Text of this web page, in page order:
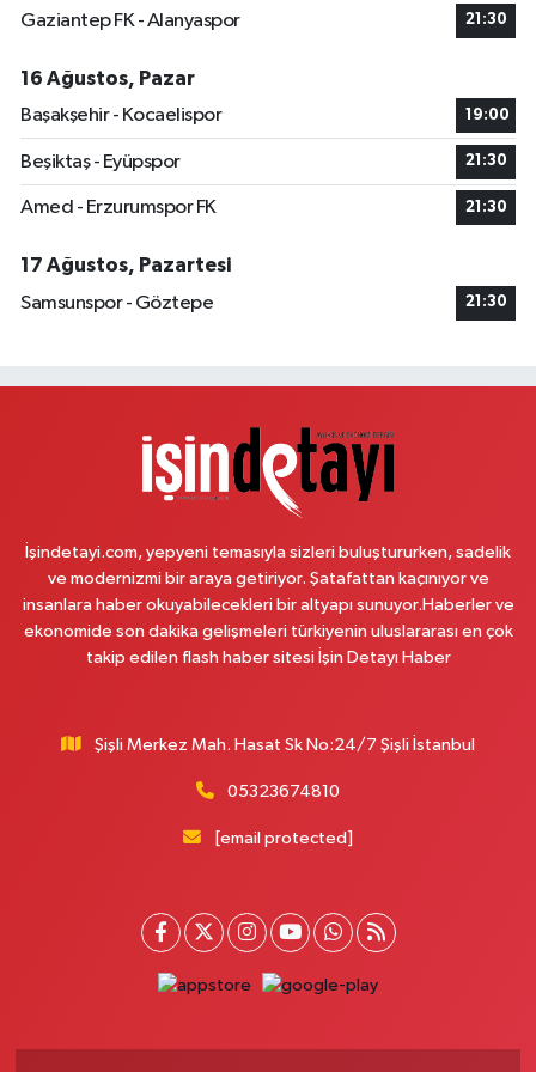
Başakşehir Mahallesi, Gazi Mustafa Kemal Bulvarı No:7 AD 3.İstanbul
Aden Eczanesi
Alibey Mahallesi, Alibey Çeşme Caddesi No:16 Silivri İstanbul
İskenderpaşa Mahallesi, Aile Sokak No:41 A Fatih İstanbul
Esentepe Mahallesi, 2418.Sokak No:61-63A Sultangazi İstanbul
0 (212) 479 34 25 Yol Tarifi Al
Göral Eczanesi
Esentepe Mahallesi, 2418.Sokak No:61-63A Sultangazi İstanbul
0 (212) 479 34 25 Yol Tarifi Al
Petna Eczanesi
0 (212) 360 18 23 Yol Tarifi Al
Karlıktepe Mahallesi, Soğanlık Caddesi No:34 A Kartal İstanbul
Beykoz Sahil Eczanesi
Paşabahçe Mahallesi, Saip Molla Caddesi No:31 D Paşabahçe Beykoz
Gaziantep FK - Alanyaspor 21:30
16 Ağustos, Pazar
Başakşehir - Kocaelispor
19:00
Beşiktaş - Eyüpspor 21:30
Amed - Erzurumspor FK 21:30
17 Ağustos, Pazartesi
Samsunspor - Göztepe
21:30
İşindetayi.com, yepyeni temasıyla sizleri buluştururken, sadelik
ve modernizmi bir araya getiriyor. Şatafattan kaçınıyor ve
insanlara haber okuyabilecekleri bir altyapı sunuyor.Haberler ve
ekonomide son dakika gelişmeleri türkiyenin uluslararası en çok
takip edilen flash haber sitesi İşin Detayı Haber
Şişli Merkez Mah. Hasat Sk No:24/7 Şişli İstanbul
05323674810
[email protected]